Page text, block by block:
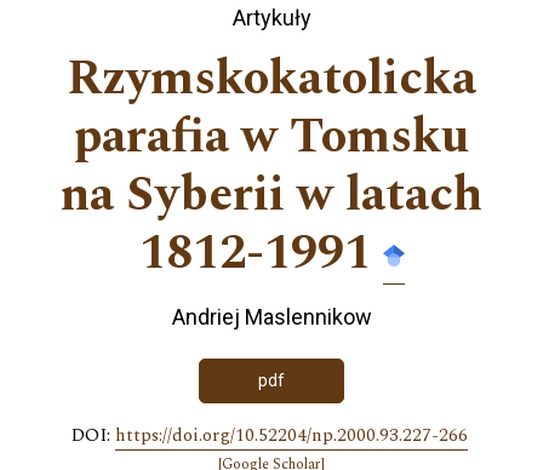
Artykuły
Rzymskokatolicka
parafia w Tomsku
na Syberii w latach
1812-1991
Andriej Maslennikow
pdf
DOI: https://doi.org/10.52204/np.2000.93.227-266
[Google Scholar]